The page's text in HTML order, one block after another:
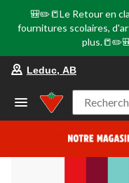
🎒✏️📒Le Retour en
fournitures scolaires,
Leduc, AB